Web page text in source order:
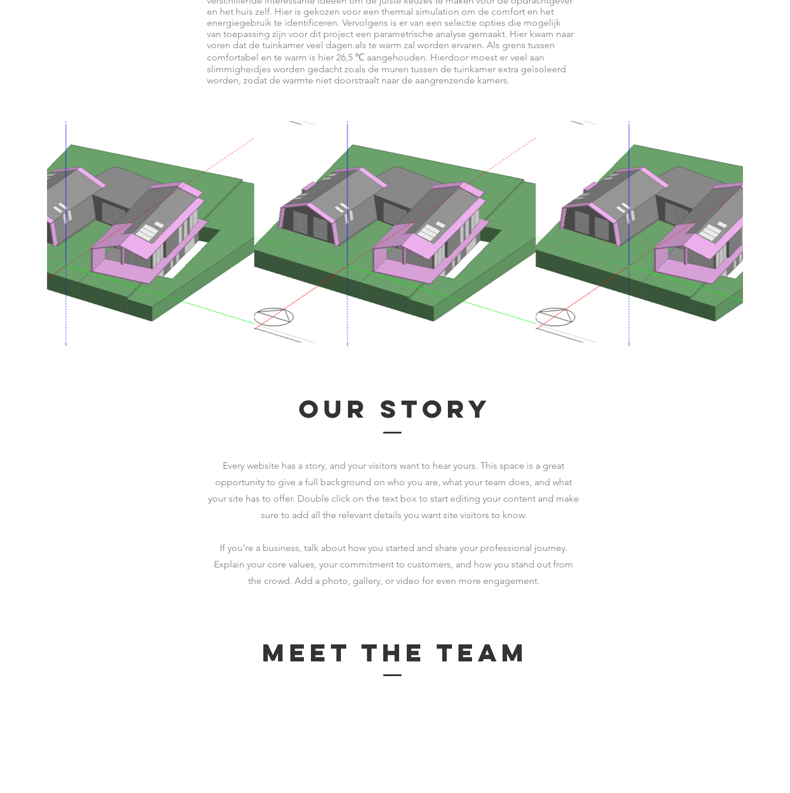
en het huis zelf. Hier is gekozen voor een thermal simulation om de comfort en het
energiegebruik te identificeren. Vervolgens is er van een selectie opties die mogelijk
van toepassing zijn voor dit project een parametrische analyse gemaakt. Hier kwam naar
voren dat de tuinkamer veel dagen als te warm zal worden ervaren. Als grens tussen
comfortabel en te warm is hier 26,5 ℃ aangehouden. Hierdoor moest er veel aan
slimmigheidjes worden gedacht zoals de muren tussen de tuinkamer extra geïsoleerd
worden, zodat de warmte niet doorstraalt naar de aangrenzende kamers.
Our Story
Every website has a story, and your visitors want to hear yours. This space is a great
opportunity to give a full background on who you are, what your team does, and what
your site has to offer. Double click on the text box to start editing your content and make
sure to add all the relevant details you want site visitors to know.
If you’re a business, talk about how you started and share your professional journey.
Explain your core values, your commitment to customers, and how you stand out from
the crowd. Add a photo, gallery, or video for even more engagement.
Meet The Team